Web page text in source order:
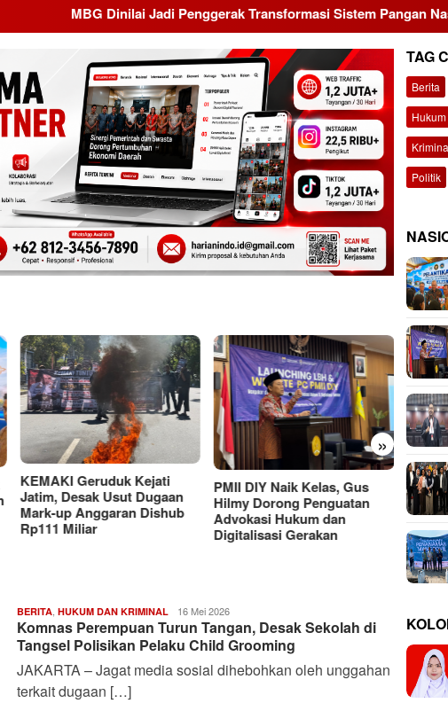
MBG Dinilai Jadi Penggerak Transformasi Sistem Pangan Nasional
»
PMII DIY Naik Kelas, Gus
Hilmy Dorong Penguatan
Advokasi Hukum dan
Digitalisasi Gerakan
Moh Ali Murtadho, Alumni
UTM yang Berkiprah dalam
Putusan MK soal MBG
BERITA, HUKUM DAN KRIMINAL Deffananda
Febrian
S.
P
16 Mei 2026
Komnas Perempuan Turun Tangan, Desak Sekolah di
Tangsel Polisikan Pelaku Child Grooming
JAKARTA – Jagat media sosial dihebohkan oleh unggahan
terkait dugaan […]
TAG
Berita
Politik